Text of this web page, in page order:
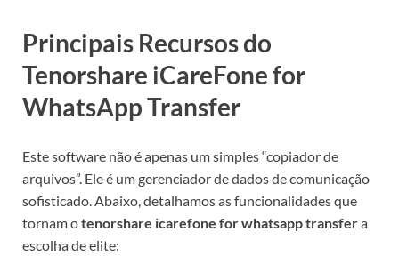
Principais Recursos do
Tenorshare iCareFone for
WhatsApp Transfer
Este software não é apenas um simples “copiador de
arquivos”. Ele é um gerenciador de dados de comunicação
sofisticado. Abaixo, detalhamos as funcionalidades que
tornam otenorshare icarefone for whatsapp transfera
escolha de elite: